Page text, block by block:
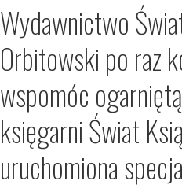
Wydawnictwo
Orbitowski po raz
wspomóc
księgarni Świat
uruchomiona